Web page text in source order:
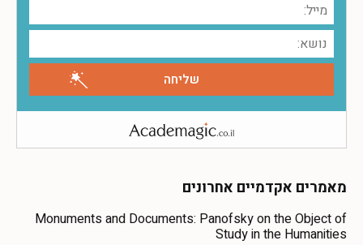
מאמרים אקדמיים אחרונים
Monuments and Documents: Panofsky on the Object of
Study in the Humanities